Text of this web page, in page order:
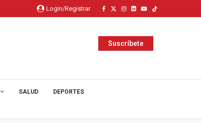
Login/Registrar
Suscríbete
SALUD DEPORTES